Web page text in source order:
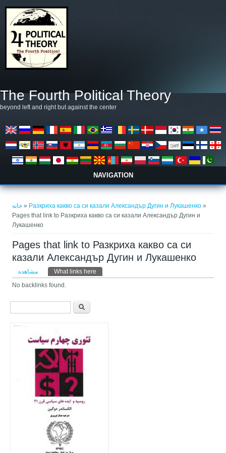
The Fourth Political Theory
beyond left and right but against the center
NAVIGATION
خانه » Разкриха какво са си казали Александър Дугин и Лукашенко »
Pages that link to Разкриха какво са си казали Александър Дугин и
Лукашенко
Pages that link to Разкриха какво са си
казали Александър Дугин и Лукашенко
تب‌های اولیه
مشاهده What links here
No backlinks found.